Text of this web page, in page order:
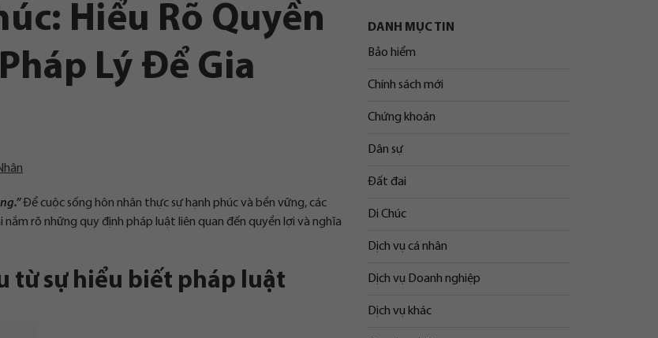
Hiểu Rõ Quyền
Lý Để Gia
Để cuộc sống hôn nhân thực sự hạnh phúc và bền vững, các
rõ những quy định pháp luật liên quan đến quyền lợi và nghĩa
từ sự hiểu biết pháp luật
DANH MỤC TIN
Bảo hiểm
Chính sách mới
Chứng khoán
Dân sự
Đất đai
Di Chúc
Dịch vụ cá nhân
Dịch vụ Doanh nghiệp
Dịch vụ khác